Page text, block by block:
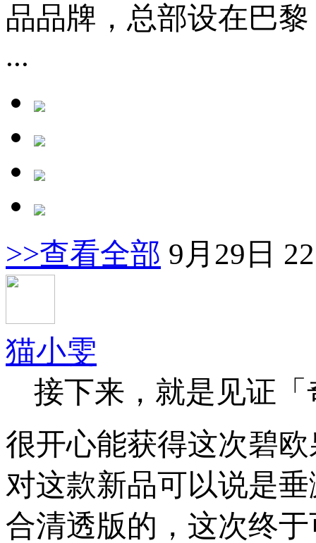
品品牌，总部设在巴
...
>>查看全部 9月29日
猫小雯
接下来，就是见证
很开心能获得这次碧
对这款新品可以说是
合清透版的，这次终